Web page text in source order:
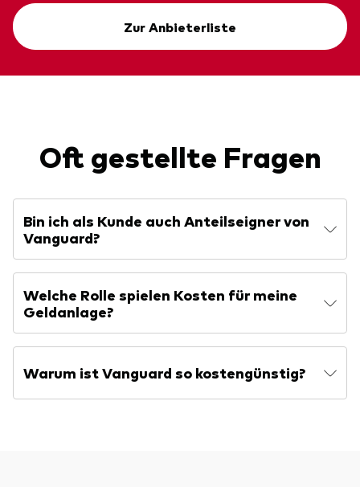
Zur Anbieterliste
Oft gestellte Fragen
Bin ich als Kunde auch Anteilseigner von
Vanguard?
Welche Rolle spielen Kosten für meine
Geldanlage?
Warum ist Vanguard so kostengünstig?